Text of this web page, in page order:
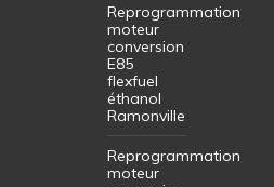
Reprogrammation
moteur
conversion
E85
flexfuel
éthanol
Ramonville
Reprogrammation
moteur